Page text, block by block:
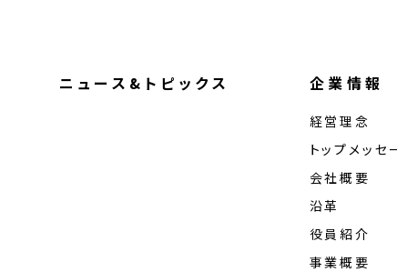
ニュース&トピックス 企業情報
経営理念
トップメッセ
会社概要
沿革
役員紹介
事業概要